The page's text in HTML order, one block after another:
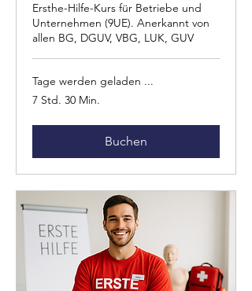
Ersthe-Hilfe-Kurs für Betriebe und
Unternehmen (9UE). Anerkannt von
allen BG, DGUV, VBG, LUK, GUV
Tage werden geladen ...
7 Std. 30 Min.
Buchen